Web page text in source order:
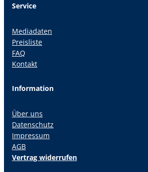
Service
Mediadaten
Preisliste
FAQ
Kontakt
Information
Über uns
Datenschutz
Impressum
AGB
Vertrag widerrufen